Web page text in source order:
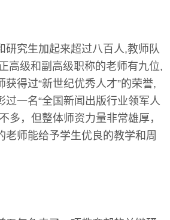
研究生加起来超过八百人,教师队
高级和副高级职称的老师有九位,
得过“新世纪优秀人才”的荣誉,
过一名“全国新闻出版行业领军人
多，但整体师资力量非常雄厚，
老师能给予学生优良的教学和周